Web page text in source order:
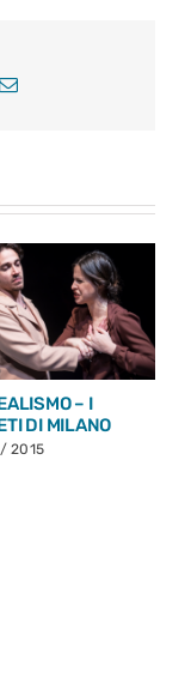
Email
– I
DI MILANO
2015